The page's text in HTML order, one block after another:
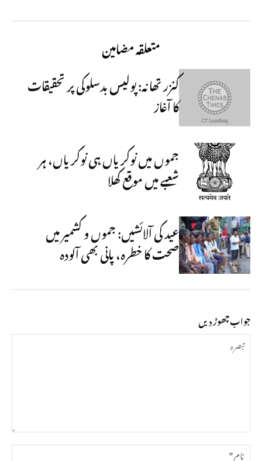
متعلقہ مضامین
کنزر تھانہ: پولیس بدسلوکی پر تحقیقات
کا آغاز
جموں میں نوکریاں ہی نوکریاں، ہر
شعبے میں موقع کھلا
عید کی آلائشیں: جموں و کشمیر میں
صحت کا خطرہ، پانی بھی آلودہ
جواب چھوڑ دیں
تبصرہ
نام*